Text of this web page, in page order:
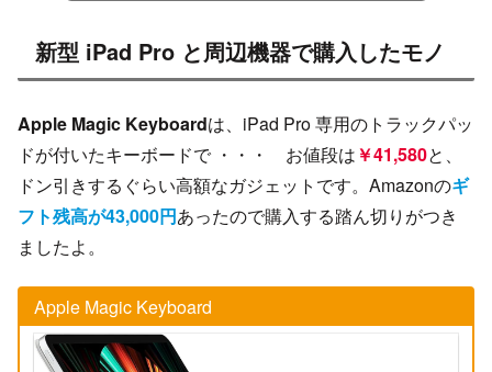
新型 iPad Pro と周辺機器で購入したモノ
Apple Magic Keyboardは、iPad Pro 専用のトラックパッ
ドが付いたキーボードで ・・・ お値段は￥41,580と、
ドン引きするぐらい高額なガジェットです。Amazonのギ
フト残高が43,000円あったので購入する踏ん切りがつき
ましたよ。
Apple Magic Keyboard